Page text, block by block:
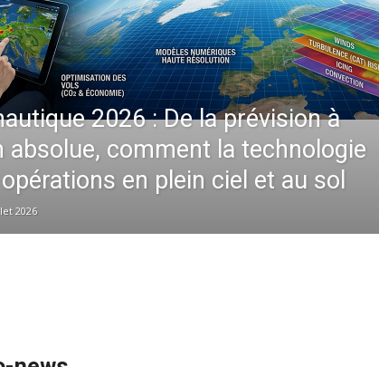
Africain : la stimulante Stratégie
Airlines Redessine
2026